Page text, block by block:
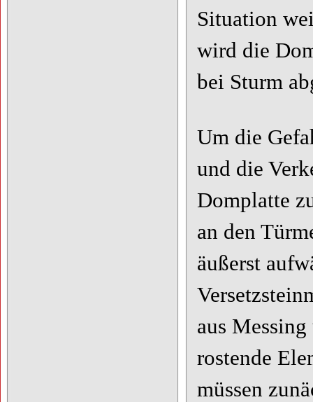
Situation
wird die
bei Sturm
Um die
und die
Domplatte
an den
äußerst
aus
rostende
müssen